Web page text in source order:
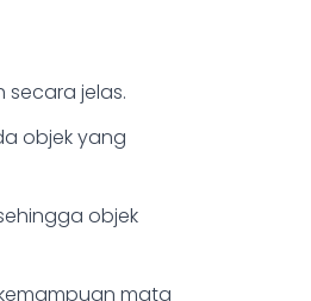
secara jelas.
objek yang
objek
mata